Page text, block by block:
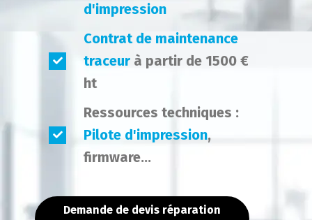
d'impression
Contrat de maintenance
traceur à partir de 1500 €
ht
Ressources techniques :
Pilote d'impression,
firmware...
Demande de devis réparation